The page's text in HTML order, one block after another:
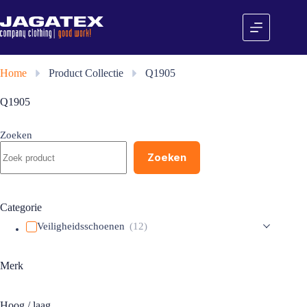
naar
de
inhoud
Home » Product Collectie » Q1905
Q1905
Zoeken
Zoeken
Categorie
Veiligheidsschoenen (12)
Merk